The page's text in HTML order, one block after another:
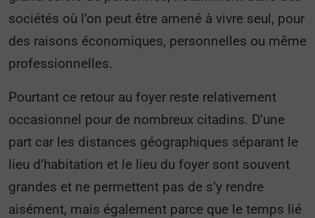
sociétés où l’on peut être amené à vivre seul, pour
des raisons économiques, personnelles ou même
professionnelles.
Pourtant ce retour au foyer reste relativement
occasionnel pour de nombreux citadins. D’une
part car les distances géographiques séparant le
lieu d’habitation et le lieu du foyer sont souvent
grandes et ne permettent pas de s’y rendre
aisément, mais également parce que le temps lié